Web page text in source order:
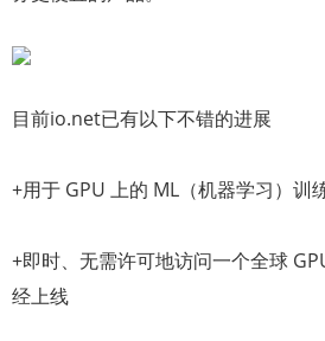
目前io.net已有以下不错的进展
+用于 GPU 上的 ML（机器学习）训
+即时、无需许可地访问一个全球
经上线